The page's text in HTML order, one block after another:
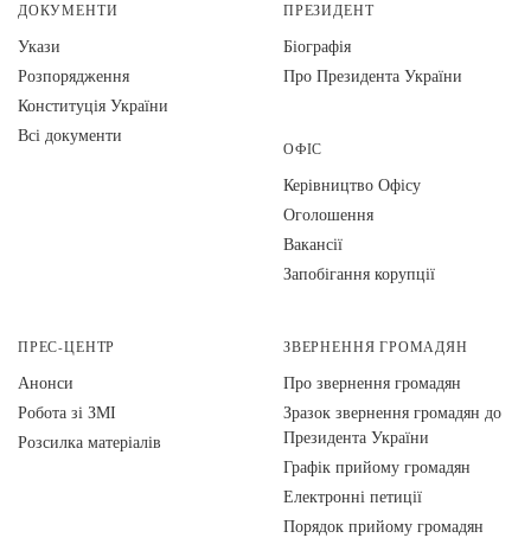
ДОКУМЕНТИ
Укази
Розпорядження
Конституція України
Всі документи
ПРЕЗИДЕНТ
Біографія
Про Президента України
ОФІС
Керівництво Офісу
Оголошення
Вакансії
Запобігання корупції
ПРЕС-ЦЕНТР
Анонси
Робота зі ЗМІ
Розсилка матеріалів
ЗВЕРНЕННЯ ГРОМАДЯН
Про звернення громадян
Зразок звернення громадян до
Президента України
Графік прийому громадян
Електронні петиції
Порядок прийому громадян